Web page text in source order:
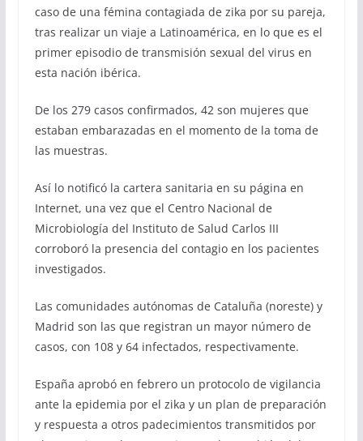
caso de una fémina contagiada de zika por su pareja,
tras realizar un viaje a Latinoamérica, en lo que es el
primer episodio de transmisión sexual del virus en
esta nación ibérica.
De los 279 casos confirmados, 42 son mujeres que
estaban embarazadas en el momento de la toma de
las muestras.
Así lo notificó la cartera sanitaria en su página en
Internet, una vez que el Centro Nacional de
Microbiología del Instituto de Salud Carlos III
corroboró la presencia del contagio en los pacientes
investigados.
Las comunidades autónomas de Cataluña (noreste) y
Madrid son las que registran un mayor número de
casos, con 108 y 64 infectados, respectivamente.
España aprobó en febrero un protocolo de vigilancia
ante la epidemia por el zika y un plan de preparación
y respuesta a otros padecimientos transmitidos por